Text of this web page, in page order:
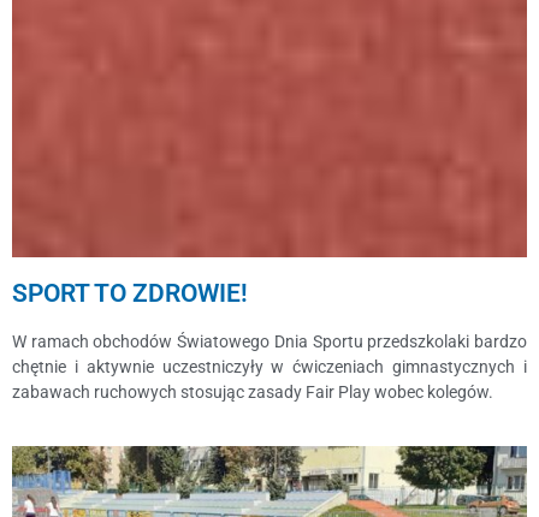
SPORT TO ZDROWIE!
W ramach obchodów Światowego Dnia Sportu przedszkolaki bardzo
chętnie i aktywnie uczestniczyły w ćwiczeniach gimnastycznych i
zabawach ruchowych stosując zasady Fair Play wobec kolegów.